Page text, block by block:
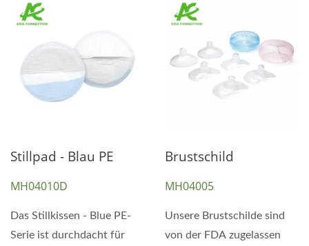
Stillpad - Blau PE
MH04010D
Das Stillkissen - Blue PE-
Serie ist durchdacht für
Brustschild
MH04005
Unsere Brustschilde sind
von der FDA zugelassen